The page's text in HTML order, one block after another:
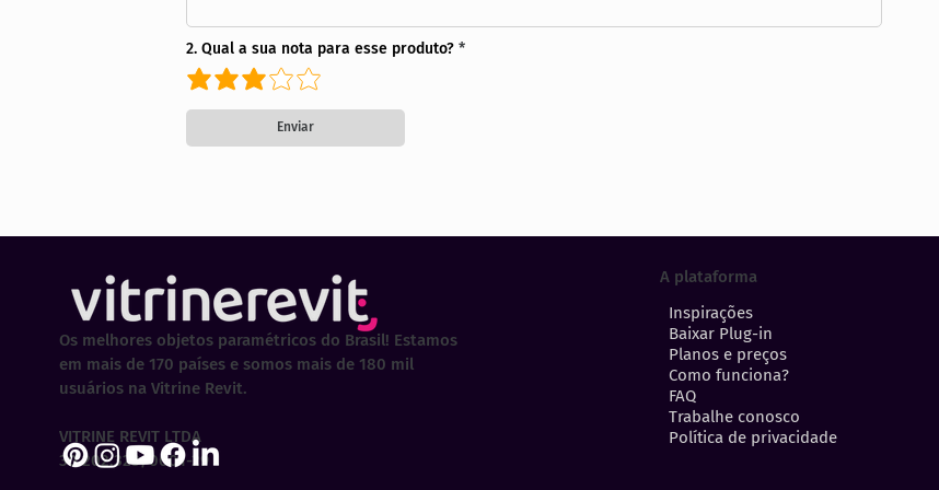
2. Qual a sua nota para esse produto?
Enviar
A plataforma
Inspirações
Baixar Plug-in
Planos e preços
Como funciona?
FAQ
Trabalhe conosco
Política de privacidade
Os melhores objetos paramétricos do Brasil! Estamos
em mais de 170 países e somos mais de 180 mil
usuários na Vitrine Revit.
VITRINE REVIT LTDA
30.202.323/0001-29